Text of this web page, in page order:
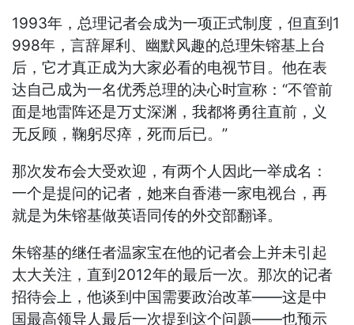
1993年，总理记者会成为一项正式制度，但直到1
998年，言辞犀利、幽默风趣的总理朱镕基上台
后，它才真正成为大家必看的电视节目。他在表
达自己成为一名优秀总理的决心时宣称：“不管前
面是地雷阵还是万丈深渊，我都将勇往直前，义
无反顾，鞠躬尽瘁，死而后已。”
那次发布会大受欢迎，有两个人因此一举成名：
一个是提问的记者，她来自香港一家电视台，再
就是为朱镕基做英语同传的外交部翻译。
朱镕基的继任者温家宝在他的记者会上并未引起
太大关注，直到2012年的最后一次。那次的记者
招待会上，他谈到中国需要政治改革——这是中
国最高领导人最后一次提到这个问题——也预示